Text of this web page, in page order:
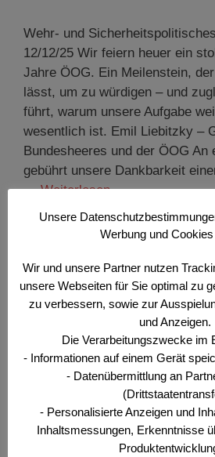
Wehr- und
12/12/25 Wir feiern heuer ein
Jahre ÖOG. Ein Meilenstein,
lässt, um zu würdigen – und
führt, warum unsere Aufgabe
wesentlich ist. Emil Liebitzky –
Bundesheeres und der ÖOG An
gebührt unsere Dankbarkeit
…Weiterlesen …
Kategorien
Der Offizier,Wehr- und
Bulletin
Schlagwörter
65 Jahre ÖOG,Brief des
Offizier,Offiziersgesellschaft,
Brief des Präsidenten
grüßt das Murmeltier
Kommission zu
Unsere
Werbung und
Wir und unsere Partner nutzen
unsere Webseiten für Sie optimal zu
zu verbessern, sowie zur
und Anzeigen.
Die Verarbeitungszwecke im
- Informationen auf einem Gerät
- Datenübermittlung an
- Personalisierte Anzeigen und
Inhaltsmessungen, Erkenntnisse